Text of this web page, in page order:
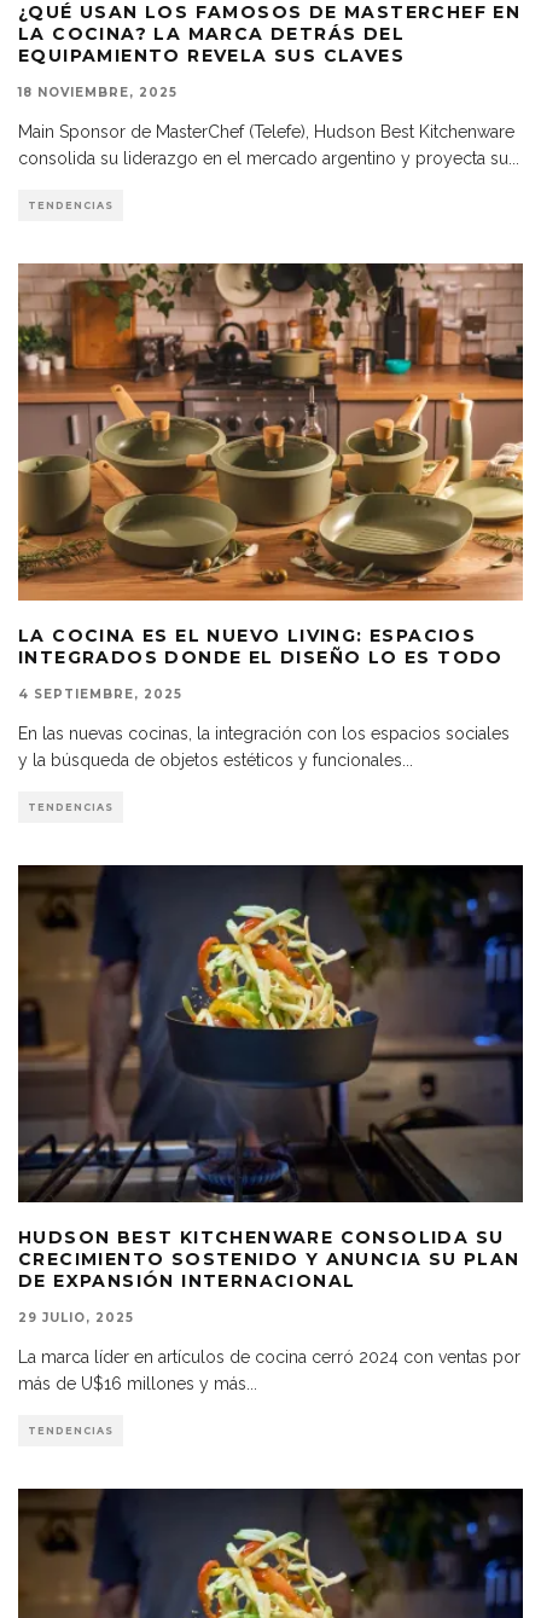
¿QUÉ USAN LOS FAMOSOS DE MASTERCHEF EN
LA COCINA? LA MARCA DETRÁS DEL
EQUIPAMIENTO REVELA SUS CLAVES
18 NOVIEMBRE, 2025
Main Sponsor de MasterChef (Telefe), Hudson Best Kitchenware
consolida su liderazgo en el mercado argentino y proyecta su...
TENDENCIAS
LA COCINA ES EL NUEVO LIVING: ESPACIOS
INTEGRADOS DONDE EL DISEÑO LO ES TODO
4 SEPTIEMBRE, 2025
En las nuevas cocinas, la integración con los espacios sociales
y la búsqueda de objetos estéticos y funcionales
TENDENCIAS
HUDSON BEST KITCHENWARE CONSOLIDA SU
CRECIMIENTO SOSTENIDO Y ANUNCIA SU PLAN
DE EXPANSIÓN INTERNACIONAL
29 JULIO, 2025
La marca líder en artículos de cocina cerró 2024 con ventas por
más de U$16 millones y más
TENDENCIAS